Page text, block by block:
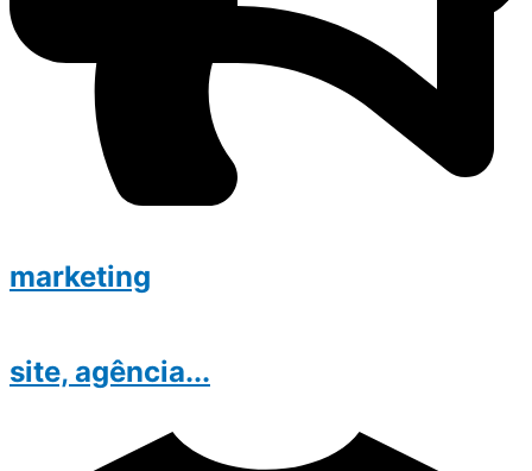
marketing
site, agência...